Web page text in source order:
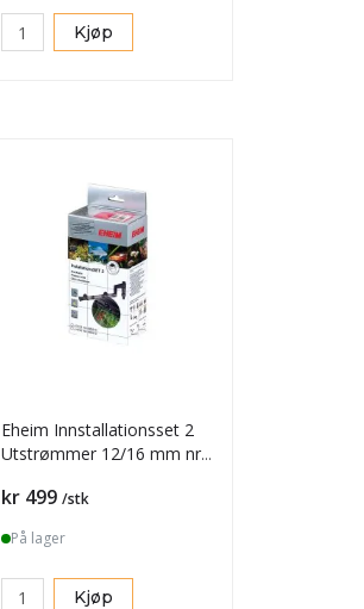
Kjøp
Eheim Innstallationsset 2
Utstrømmer 12/16 mm nr.
Pris
kr 499 /stk
På lager
Kjøp